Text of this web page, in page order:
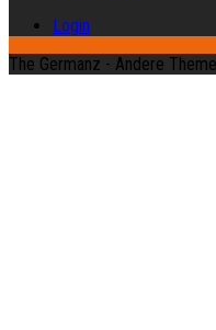
Login
The Germanz - Andere